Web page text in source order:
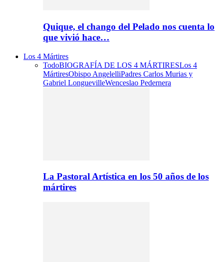
Quique, el chango del Pelado nos cuenta lo
que vivió hace…
Los 4 Mártires
TodoBIOGRAFÍA DE LOS 4 MÁRTIRESLos 4
MártiresObispo AngelelliPadres Carlos Murias y
Gabriel LonguevilleWenceslao Pedernera
La Pastoral Artística en los 50 años de los
mártires